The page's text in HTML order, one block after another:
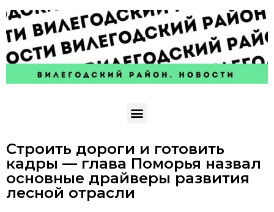
Строить дороги и готовить
кадры — глава Поморья назвал
основные драйверы развития
лесной отрасли